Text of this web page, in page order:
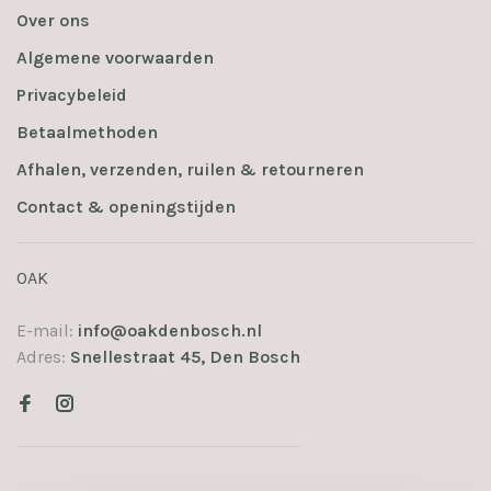
Over ons
Algemene voorwaarden
Privacybeleid
Betaalmethoden
Afhalen, verzenden, ruilen & retourneren
Contact & openingstijden
OAK
E-mail: info@oakdenbosch.nl
Adres: Snellestraat 45, Den Bosch